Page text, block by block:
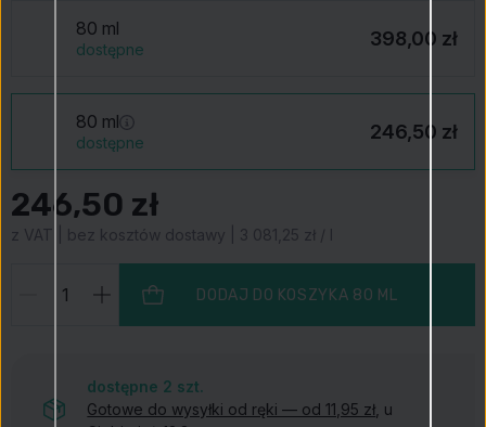
80 ml
dostępne 398,00 zł
80 ml
dostępne 246,50 zł
246,50 zł
z VAT | bez kosztów dostawy | 3 081,25 zł / l
DODAJ DO KOSZYKA 80 ML
dostępne 2 szt.
Gotowe do wysyłki od ręki — od 11,95 zł , u